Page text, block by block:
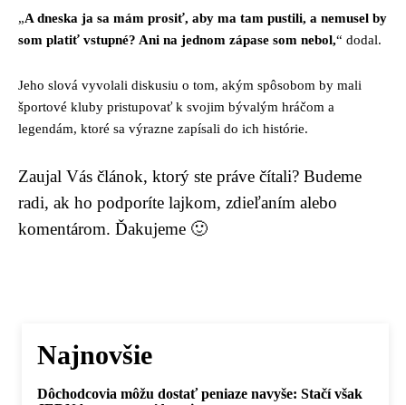
„A dneska ja sa mám prosiť, aby ma tam pustili, a nemusel by
som platiť vstupné? Ani na jednom zápase som nebol,“ dodal.
Jeho slová vyvolali diskusiu o tom, akým spôsobom by mali
športové kluby pristupovať k svojim bývalým hráčom a
legendám, ktoré sa výrazne zapísali do ich histórie.
Zaujal Vás článok, ktorý ste práve čítali? Budeme
radi, ak ho podporíte lajkom, zdieľaním alebo
komentárom. Ďakujeme 🙂
Najnovšie
Dôchodcovia môžu dostať peniaze navyše: Stačí však